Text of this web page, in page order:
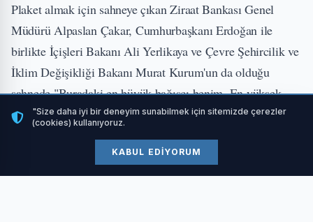
Plaket almak için sahneye çıkan Ziraat Bankası Genel
Müdürü Alpaslan Çakar, Cumhurbaşkanı Erdoğan ile
birlikte İçişleri Bakanı Ali Yerlikaya ve Çevre Şehircilik ve
İklim Değişikliği Bakanı Murat Kurum'un da olduğu
sahnede "Buradaki en büyük bağışçı benim. En yüksek
miktarı ben sağladım" şeklinde konuşmasını kesti.
"Size daha iyi bir deneyim sunabilmek için sitemizde çerezler
(cookies) kullanıyoruz.
KABUL EDIYORUM